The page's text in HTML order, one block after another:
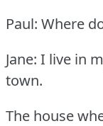
Paul: Where
Jane: I live in
town.
The house